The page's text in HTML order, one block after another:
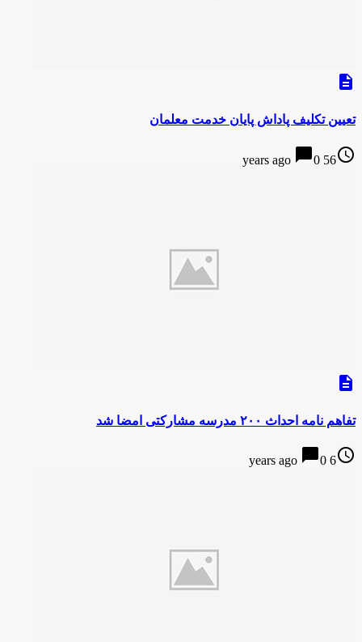
description
تعیین تکلیف پاداش پایان خدمت معلمان
access_time
56 years ago
chat_bubble0
description
تفاهم نامه احداث ۲۰۰ مدرسه مشارکتی امضا شد
access_time
6 years ago
chat_bubble0